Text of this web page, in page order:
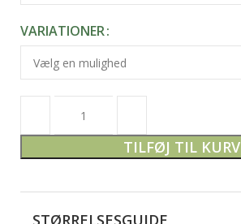
VARIATIONER
TILFØJ TIL KURV